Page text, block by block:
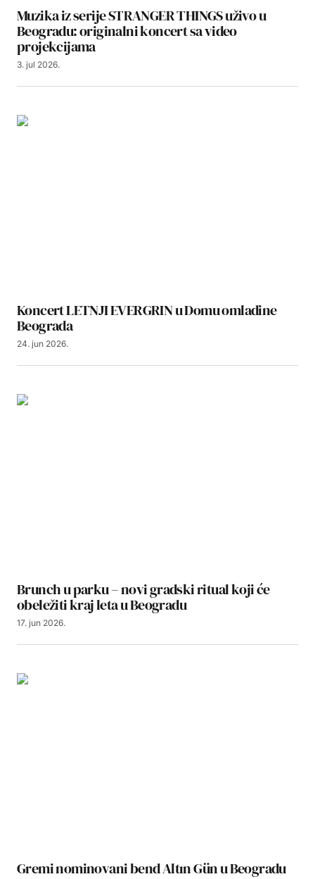
Muzika iz serije STRANGER THINGS uživo u
Beogradu: originalni koncert sa video
projekcijama
3. jul 2026.
Koncert LETNJI EVERGRIN u Domu omladine
Beograda
24. jun 2026.
Brunch u parku – novi gradski ritual koji će
obeležiti kraj leta u Beogradu
17. jun 2026.
Gremi nominovani bend Altın Gün u Beogradu